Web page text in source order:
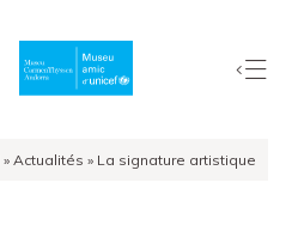
» Actualités » La signature artistique